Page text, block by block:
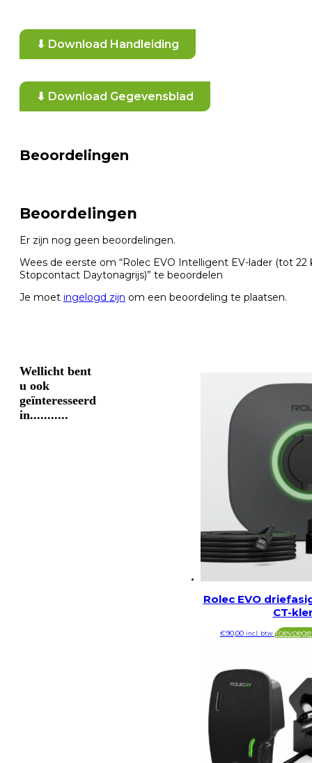
⬇ Download Handleiding
⬇ Download Gegevensblad
Beoordelingen
Beoordelingen
Er zijn nog geen beoordelingen.
Wees de eerste om “Rolec EVO Intelligent EV-lader (tot 22
Stopcontact Daytonagrijs)” te beoordelen
Je moet ingelogd zijn om een beoordeling te plaatsen.
Wellicht bent
u ook
geïnteresseerd
in...........
Rolec EVO
CT-
€90,00 incl. btw